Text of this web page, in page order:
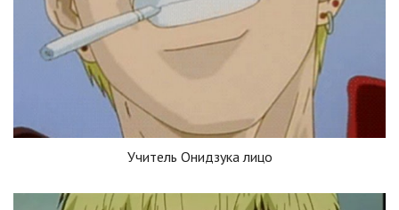
Учитель Онидзука лицо